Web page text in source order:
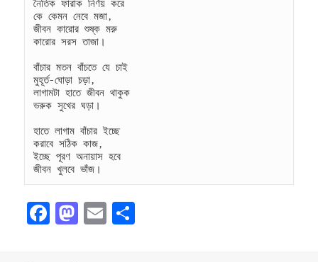
নৈতিক ফারাক নির্ণয় করে
কে কেমন নেবে মজা,
জীবন কারোর শুষ্ক মরু
কারোর সরস তাজা।
বাঁচার মতন বাঁচতে যে চাই
মুহূর্ত-ঘোড়া চড়া,
লাগামটা হাতে জীবন থাকুক
ভরুক সুখের ঘড়া।
হাতে লাগাম বাঁচার ইচ্ছে
করাবে সঠিক কাজ,
ইচ্ছে পূরণ অনায়াস হবে
জীবন খুলবে ভাঁজ।
F M E